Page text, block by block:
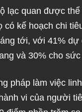
lạc quan được
có kế hoạch chi
tới, với 41% dự
và 30% cho
pháp làm việc
vi của người